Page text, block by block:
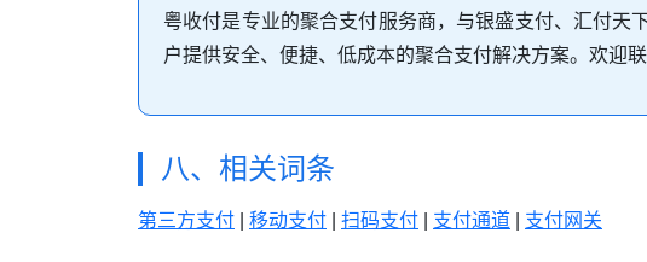
粤收付是专业的聚合支付服务商，与银盛支付、汇付天
户提供安全、便捷、低成本的聚合支付解决方案。欢迎联
八、相关词条
第三方支付 移动支付 扫码支付 支付通道 支付网关